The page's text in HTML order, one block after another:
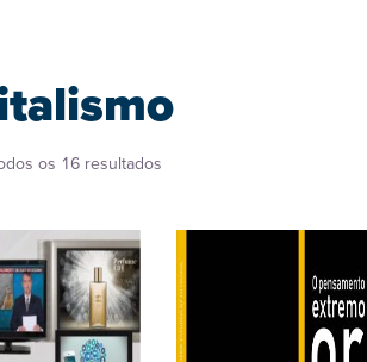
os 16 resultados